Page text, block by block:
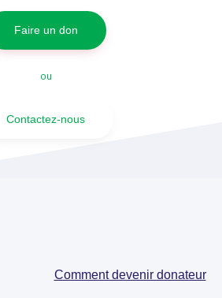
Faire un don
ou
Contactez-nous
Comment devenir donateur